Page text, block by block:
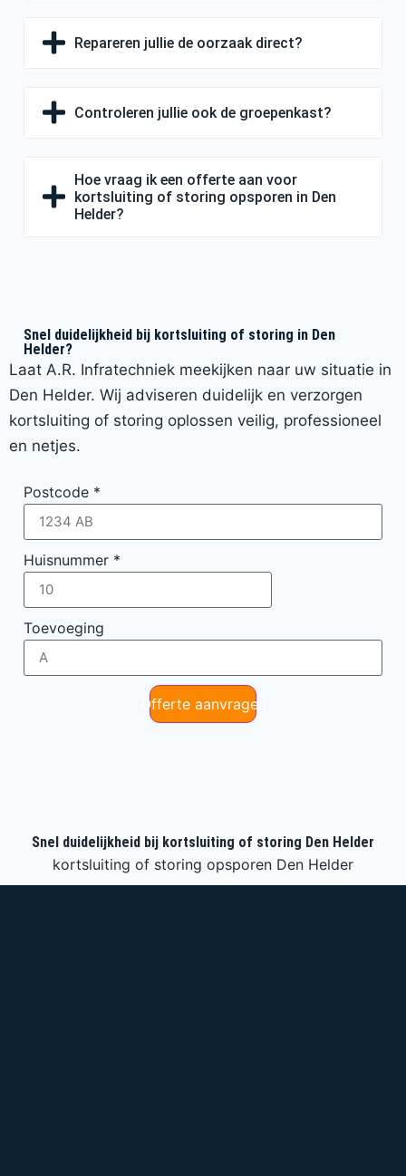
Repareren jullie de oorzaak direct?
Controleren jullie ook de groepenkast?
Hoe vraag ik een offerte aan voor
kortsluiting of storing opsporen in Den
Helder?
Snel duidelijkheid bij kortsluiting of storing in Den
Helder?
Laat A.R. Infratechniek meekijken naar uw situatie in
Den Helder. Wij adviseren duidelijk en verzorgen
kortsluiting of storing oplossen veilig, professioneel
en netjes.
Postcode *
Huisnummer *
Toevoeging
Offerte aanvragen
Snel duidelijkheid bij kortsluiting of storing Den Helder
kortsluiting of storing opsporen Den Helder